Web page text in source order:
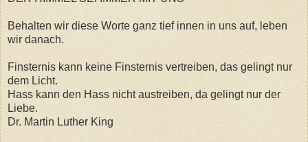
Behalten wir diese Worte ganz tief innen in uns auf, leben
wir danach.
Finsternis kann keine Finsternis vertreiben, das gelingt nur
dem Licht.
Hass kann den Hass nicht austreiben, da gelingt nur der
Liebe.
Dr. Martin Luther King